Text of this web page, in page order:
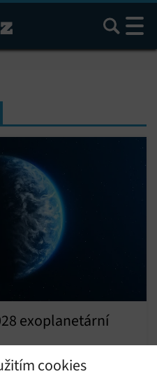
cookies
Hledat
exoplanetární
exoplanetární observatoř s